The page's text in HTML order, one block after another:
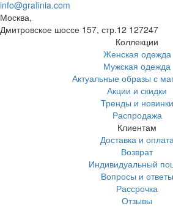
info@grafinia.com
Москва,
Дмитровское шоссе 157, стр.12 127247
Коллекции
Женская одежда
Мужская одежда
Актуальные образы с
Акции и скидки
Тренды и новинки
Распродажа
Клиентам
Доставка и
Возврат
Индивидуальный
Вопросы и ответы
Рассрочка
Отзывы